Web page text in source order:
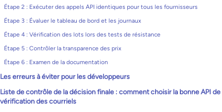
Étape 2 : Exécuter des appels API identiques pour tous les fournisseurs
Étape 3 : Évaluer le tableau de bord et les journaux
Étape 4 : Vérification des lots lors des tests de résistance
Étape 5 : Contrôler la transparence des prix
Étape 6 : Examen de la documentation
Les erreurs à éviter pour les développeurs
Liste de contrôle de la décision finale : comment choisir la bonne API de
vérification des courriels